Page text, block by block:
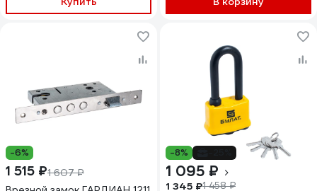
-6%
1 515 ₽1 607 ₽
-8%
1 095 ₽
1 345 ₽1 458 ₽